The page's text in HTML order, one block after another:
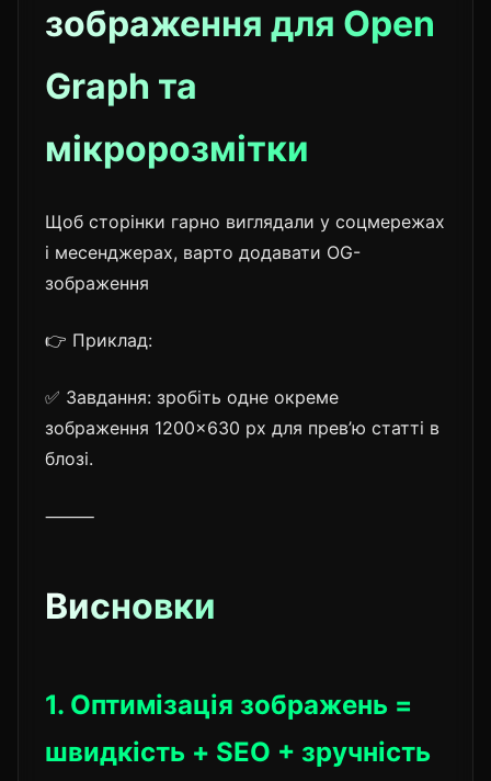
зображення для Open
Graph та
мікророзмітки
Щоб сторінки гарно виглядали у соцмережах
і месенджерах, варто додавати OG-
зображення
👉 Приклад:
✅ Завдання: зробіть одне окреме
зображення 1200×630 px для прев’ю статті в
блозі.
⸻
Висновки
1. Оптимізація зображень =
швидкість + SEO + зручність